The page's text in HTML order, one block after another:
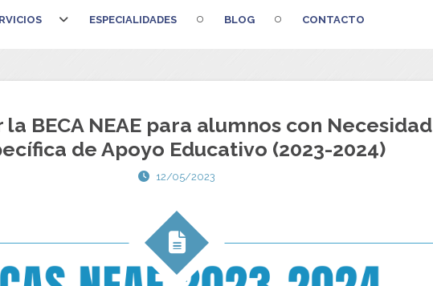
ESPECIALIDADES BLOG CONTACTO
BECA NEAE para alumnos con Necesidad
de Apoyo Educativo (2023-2024)
12/05/2023